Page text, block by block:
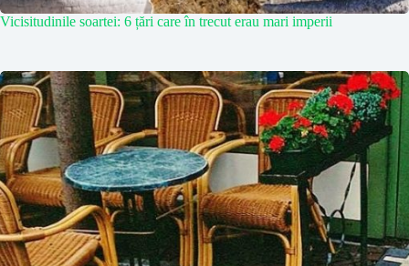
Vicisitudinile soartei: 6 țări care în trecut erau mari imperii